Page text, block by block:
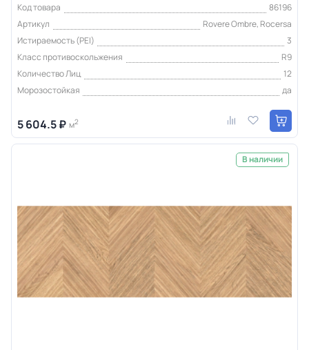
Код товара
86196
Артикул
Rovere Ombre, Rocersa
Истираемость (PEI)
3
Класс противоскольжения
R9
Количество Лиц
12
Морозостойкая
да
5 604.5 ₽ м2
В наличии